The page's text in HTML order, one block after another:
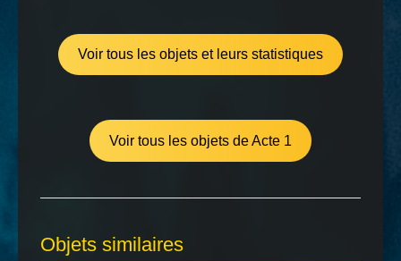
Voir tous les objets et leurs statistiques
Voir tous les objets de Acte 1
Objets similaires